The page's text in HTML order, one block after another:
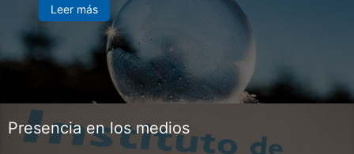
Leer más
Presencia en los medios